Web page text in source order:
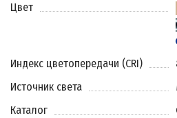
Цвет
Индекс цветопередачи (CRI)
Источник света
Каталог